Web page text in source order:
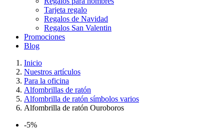
Tarjeta regalo
Regalos de Navidad
Regalos San Valentin
Promociones
Blog
Inicio
Nuestros artículos
Para la oficina
Alfombrillas de ratón
Alfombrilla de ratón símbolos varios
Alfombrilla de ratón Ouroboros
-5%